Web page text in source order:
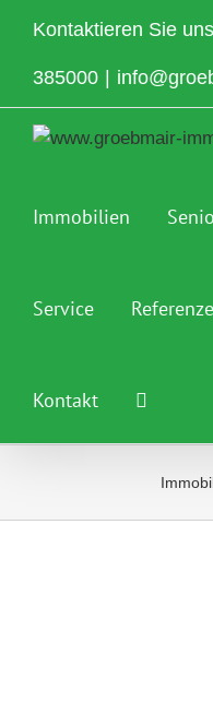
Inhalt
springen
Kontaktieren Sie
385000
Immobilien
Service
Kontakt